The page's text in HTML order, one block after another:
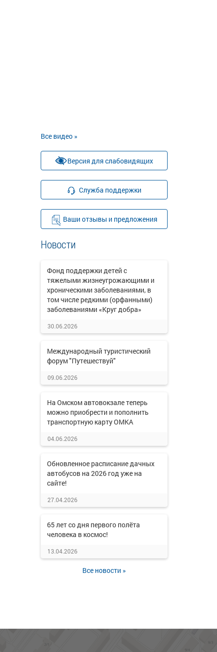
Все видео »
Версия для слабовидящих
Служба поддержки
Ваши отзывы и предложения
Новости
Фонд поддержки детей с
тяжелыми жизнеугрожающими и
хроническими заболеваниями, в
том числе редкими (орфанными)
заболеваниями «Круг добра»
30.06.2026
Международный туристический
форум "Путешествуй"
09.06.2026
На Омском автовокзале теперь
можно приобрести и пополнить
транспортную карту ОМКА
04.06.2026
Обновленное расписание дачных
автобусов на 2026 год уже на
сайте!
27.04.2026
65 лет со дня первого полёта
человека в космос!
13.04.2026
Все новости »